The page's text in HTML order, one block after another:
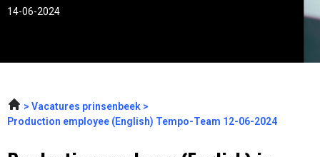
14-06-2024
Vacatures prinsenbeek
Production employee (English) Tempo-Team 12-06-2024